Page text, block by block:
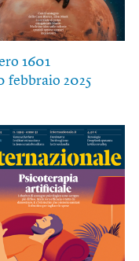
1601
febbraio 2025